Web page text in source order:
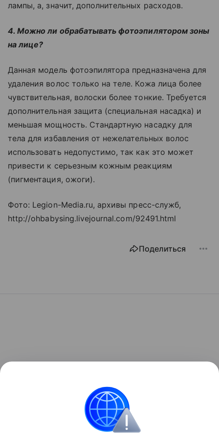
лампы, а, значит, дополнительных расходов.
4. Можно ли обрабатывать фотоэпилятором зоны
на лице?
Данная модель фотоэпилятора предназначена для
удаления волос только на теле. Кожа лица более
чувствительная, волоски более тонкие. Требуется
дополнительная защита (специальная насадка) и
меньшая мощность. Стандартную насадку для
тела для избавления от нежелательных волос
использовать недопустимо, так как это может
привести к серьезным кожным реакциям
(пигментация, ожоги).
Фото: Legion-Media.ru, архивы пресс-служб,
http://ohbabysing.livejournal.com/92491.html
Поделиться